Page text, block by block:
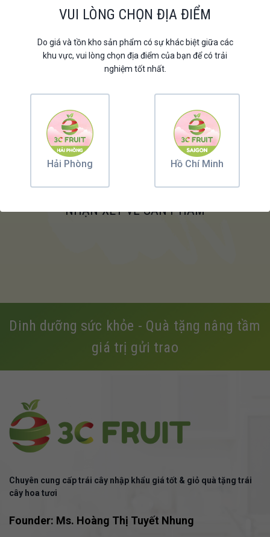
Chi tiết sản phẩm
Danh sách cửa hàng
Hướng dẫn bảo quản
Lắng nghe ý kiến từ Khách hàng
NHẬN XÉT VỀ SẢN PHẨM
Dinh dưỡng sức khỏe - Quà tặng nâng tầm
giá trị gửi trao
Chuyên cung cấp trái cây nhập khẩu giá tốt & giỏ quà tặng trái
cây hoa tươi
Founder: Ms. Hoàng Thị Tuyết Nhung
VUI LÒNG CHỌN ĐỊA ĐIỂM
Do giá và tồn kho sản phẩm có sự khác biệt giữa các
khu vực, vui lòng chọn địa điểm của bạn để có trải
nghiệm tốt nhất.
Hải Phòng Hồ Chí Minh